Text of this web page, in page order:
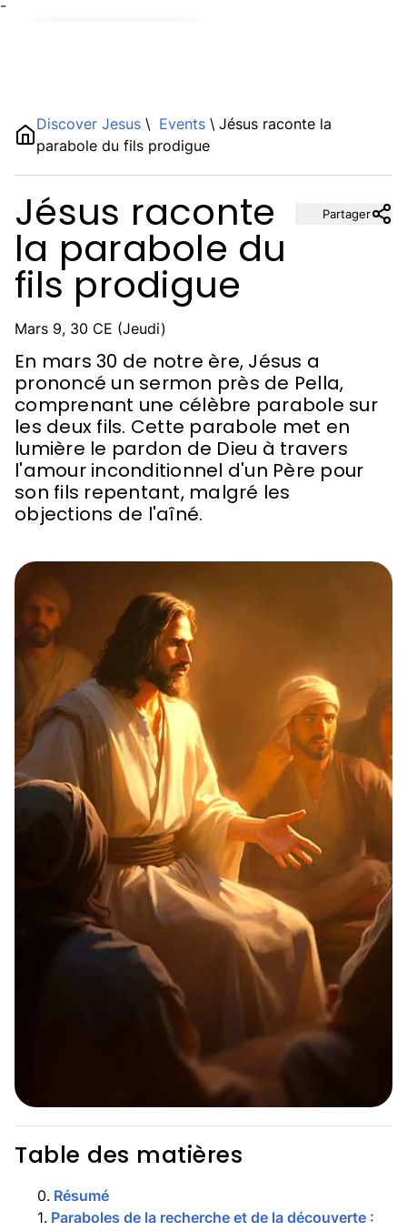
¯
Discover Jesus \ Events \ Jésus raconte la
parabole du fils prodigue
Jésus raconte
la parabole du
fils prodigue
Mars 9, 30 CE (Jeudi)
En mars 30 de notre ère, Jésus a
prononcé un sermon près de Pella,
comprenant une célèbre parabole sur
les deux fils. Cette parabole met en
lumière le pardon de Dieu à travers
l'amour inconditionnel d'un Père pour
son fils repentant, malgré les
objections de l'aîné.
Partager
Table des matières
0. Résumé
1. Paraboles de la recherche et de la découverte :
Description